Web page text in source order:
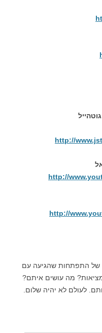
http://
http://
http://
של התפתחות שהגיעה עם
מה עושים איתם?
לעולם לא יהיה שלום.